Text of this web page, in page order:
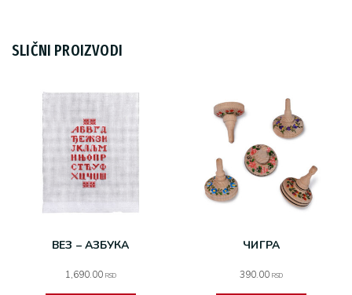
SLIČNI PROIZVODI
ВЕЗ – АЗБУКА
1,690.00 RSD
ЧИГРА
390.00RSD